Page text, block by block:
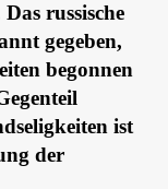
russische
gegeben,
begonnen
ist
der